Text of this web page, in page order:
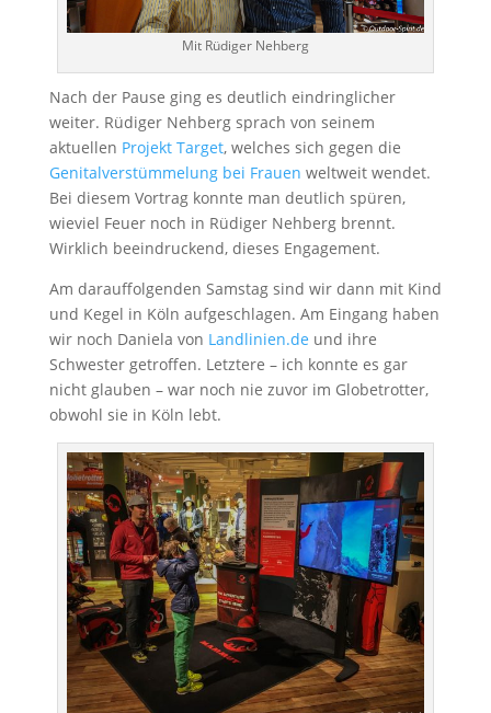
Mit Rüdiger Nehberg
Nach der Pause ging es deutlich eindringlicher
weiter. Rüdiger Nehberg sprach von seinem
aktuellen Projekt Target, welches sich gegen die
Genitalverstümmelung bei Frauen weltweit wendet.
Bei diesem Vortrag konnte man deutlich spüren,
wieviel Feuer noch in Rüdiger Nehberg brennt.
Wirklich beeindruckend, dieses Engagement.
Am darauffolgenden Samstag sind wir dann mit Kind
und Kegel in Köln aufgeschlagen. Am Eingang haben
wir noch Daniela von Landlinien.de und ihre
Schwester getroffen. Letztere – ich konnte es gar
nicht glauben – war noch nie zuvor im Globetrotter,
obwohl sie in Köln lebt.